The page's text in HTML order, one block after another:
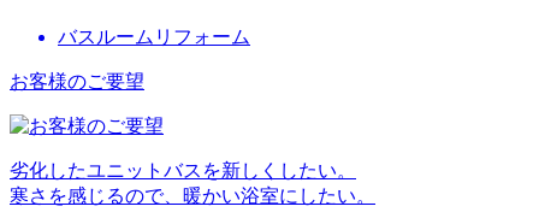
バスルームリフォーム
お客様のご要望
劣化したユニットバスを新しくしたい。
寒さを感じるので、暖かい浴室にしたい。